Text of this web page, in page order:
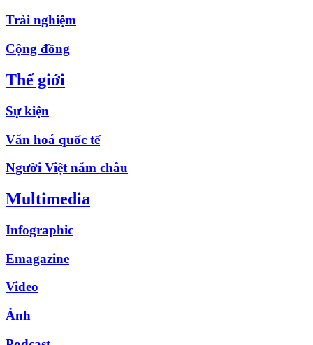
Trải nghiệm
Cộng đồng
Thế giới
Sự kiện
Văn hoá quốc tế
Người Việt năm châu
Multimedia
Infographic
Emagazine
Video
Ảnh